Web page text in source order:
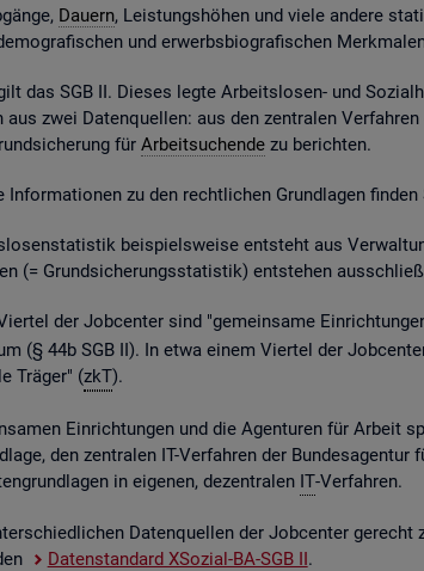
Dau­ern, Leis­tungs­hö­hen und viele an­de­re
und er­werbs­bio­gra­fi­schen
das SGB II. Die­ses legte Ar­beits­lo­sen- und
aus zwei Da­ten­quel­len: aus den zen­tra­len
für Ar­beit­su­chen­dezu be­rich­ten.
In­for­ma­tio­nen zu den recht­li­chen Grund­la­gen fin­den
bei­spiels­wei­se ent­steht aus
(= Grund­si­che­rungs­sta­tis­tik) ent­ste­hen
der Job­cen­ter sind "ge­mein­sa­me
(§ 44b SGB II). In etwa einem Vier­tel der
Trä­ger" (zkT).
Ein­rich­tun­gen und die Agen­tu­ren für Ar­beit
den zen­tra­len IT-Ver­fah­ren der
in ei­ge­nen, de­zen­tra­len IT-Ver­fah­ren.
Da­ten­quel­len der Job­cen­ter
Da­ten­stan­dard XSo­zi­al-BA-SGB II.